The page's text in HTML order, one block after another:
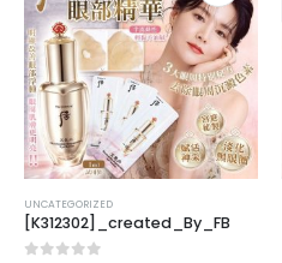
UNCATEGORIZED
[K312302]_created_By_FB